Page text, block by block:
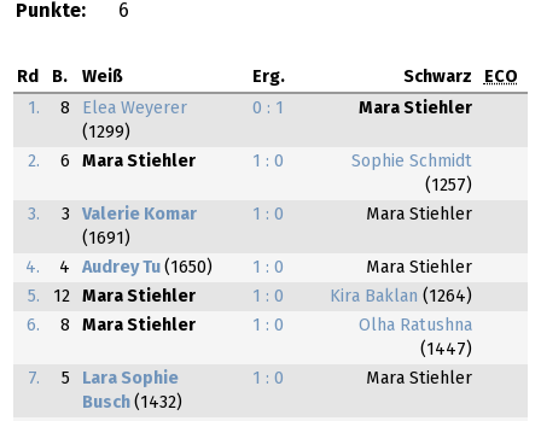
Punkte:
6
Rd B. Weiß Erg. Schwarz
ECO
1.
8
Elea Weyerer
(1299)
0 : 1 Mara Stiehler
2. 6 Mara Stiehler 1 : 0
Sophie Schmidt
(1257)
3.
3
Valerie Komar
(1691)
1 : 0 Mara Stiehler
4. 4 Audrey Tu (1650) 1 : 0
Mara Stiehler
5.
12 Mara Stiehler 1 : 0 Kira Baklan (1264)
6.
8 Mara Stiehler 1 : 0
Olha Ratushna
(1447)
7.
5
Lara Sophie
Busch (1432)
1 : 0 Mara Stiehler